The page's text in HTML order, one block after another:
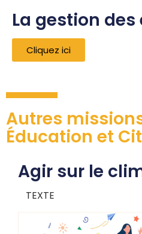
La gestion
Cliquez ici
Autres
Éducation et
Agir sur le
TEXTE